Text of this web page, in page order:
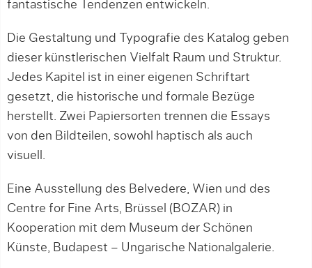
fantastische Tendenzen entwickeln.
Die Gestaltung und Typografie des Katalog geben
dieser künstlerischen Vielfalt Raum und Struktur.
Jedes Kapitel ist in einer eigenen Schriftart
gesetzt, die historische und formale Bezüge
herstellt. Zwei Papiersorten trennen die Essays
von den Bildteilen, sowohl haptisch als auch
visuell.
Eine Ausstellung des Belvedere, Wien und des
Centre for Fine Arts, Brüssel (BOZAR) in
Kooperation mit dem Museum der Schönen
Künste, Budapest – Ungarische Nationalgalerie.